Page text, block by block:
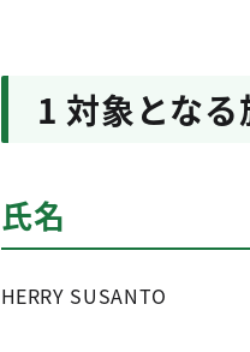
1 対象とな
氏名
HERRY SUSANTO